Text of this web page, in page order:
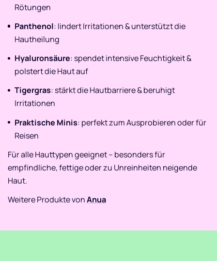
Rötungen
Panthenol: lindert Irritationen & unterstützt die
Hautheilung
Hyaluronsäure: spendet intensive Feuchtigkeit &
polstert die Haut auf
Tigergras: stärkt die Hautbarriere & beruhigt
Irritationen
Praktische Minis: perfekt zum Ausprobieren oder für
Reisen
Für alle Hauttypen geeignet – besonders für
empfindliche, fettige oder zu Unreinheiten neigende
Haut.
Weitere Produkte vonAnua